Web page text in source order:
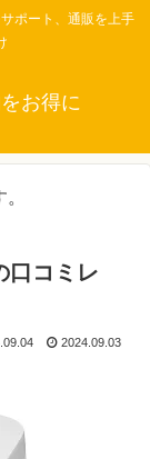
ポート、通販を上手
お得に
口コミレ
2024.09.03